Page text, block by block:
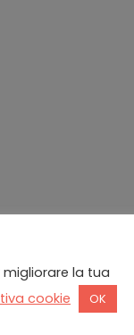
la tua
cookie OK